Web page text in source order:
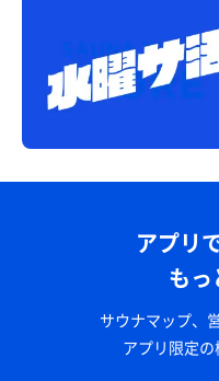
アプリ
もっ
サウナマップ、
アプリ限定の